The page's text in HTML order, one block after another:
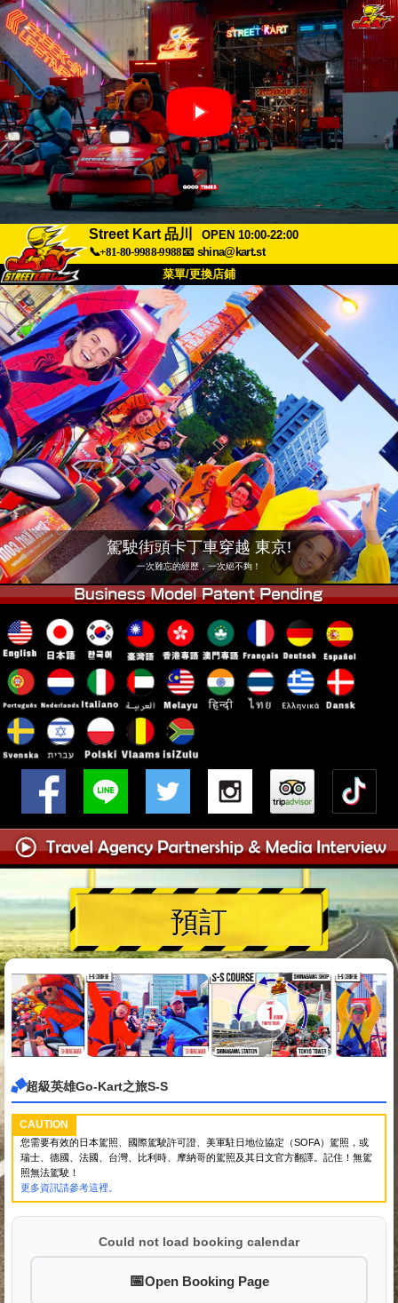
Street Kart 品川
OPEN 10:00-22:00
📞+81-80-9988-9988📧 shina@kart.st
菜單/更換店鋪
關於 規格 價格
交通方式 顧客聲音 常見問題
公司 預訂
更換店鋪
東京品川 #1 東京秋葉原#1
東京秋葉原#2 東京澀谷
東京澀谷附屬 東京灣
東京淺草 大阪
沖繩
駕駛街頭卡丁車穿越 東京!
一次難忘的經歷，一次絕不夠！
預訂
超級英雄Go-Kart之旅S-S
CAUTION
您需要有效的日本駕照、國際駕駛許可證、美軍駐日地位協定（SOFA）駕照，或
瑞士、德國、法國、台灣、比利時、摩納哥的駕照及其日文官方翻譯。記住！無駕
照無法駕駛！
更多資訊請參考這裡。
Could not load booking calendar
Open Booking Page